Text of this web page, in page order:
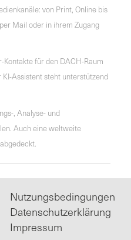
von Print, Online bis
Mail oder in ihrem Zugang
Kontakte für den DACH-Raum
Assistent steht unterstützend
, Analyse- und
Auch eine weltweite
Nutzungsbedingungen
Datenschutzerklärung
Impressum